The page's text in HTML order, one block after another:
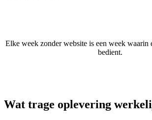
Elke week zonder website is een week waarin
bedient.
Wat trage oplevering